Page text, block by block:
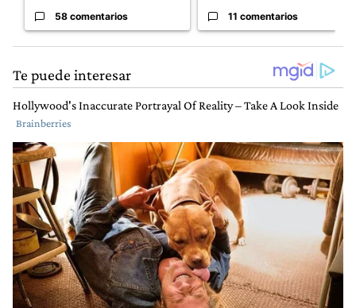
58 comentarios 11 comentarios